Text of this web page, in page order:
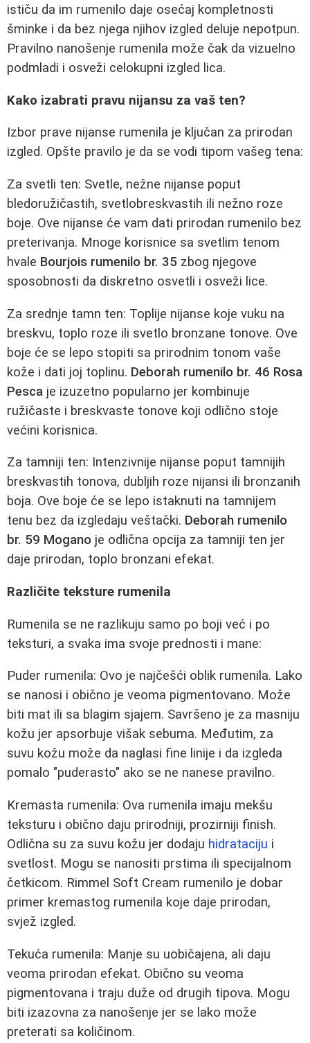
ističu da im rumenilo daje osećaj kompletnosti
šminke i da bez njega njihov izgled deluje nepotpun.
Pravilno nanošenje rumenila može čak da vizuelno
podmladi i osveži celokupni izgled lica.
Kako izabrati pravu nijansu za vaš ten?
Izbor prave nijanse rumenila je ključan za prirodan
izgled. Opšte pravilo je da se vodi tipom vašeg tena:
Za svetli ten: Svetle, nežne nijanse poput
bledoružičastih, svetlobreskvastih ili nežno roze
boje. Ove nijanse će vam dati prirodan rumenilo bez
preterivanja. Mnoge korisnice sa svetlim tenom
hvale Bourjois rumenilo br. 35 zbog njegove
sposobnosti da diskretno osvetli i osveži lice.
Za srednje tamn ten: Toplije nijanse koje vuku na
breskvu, toplo roze ili svetlo bronzane tonove. Ove
boje će se lepo stopiti sa prirodnim tonom vaše
kože i dati joj toplinu. Deborah rumenilo br. 46 Rosa
Pesca je izuzetno popularno jer kombinuje
ružičaste i breskvaste tonove koji odlično stoje
većini korisnica.
Za tamniji ten: Intenzivnije nijanse poput tamnijih
breskvastih tonova, dubljih roze nijansi ili bronzanih
boja. Ove boje će se lepo istaknuti na tamnijem
tenu bez da izgledaju veštački. Deborah rumenilo
br. 59 Mogano je odlična opcija za tamniji ten jer
daje prirodan, toplo bronzani efekat.
Različite teksture rumenila
Rumenila se ne razlikuju samo po boji već i po
teksturi, a svaka ima svoje prednosti i mane:
Puder rumenila: Ovo je najčešći oblik rumenila. Lako
se nanosi i obično je veoma pigmentovano. Može
biti mat ili sa blagim sjajem. Savršeno je za masniju
kožu jer apsorbuje višak sebuma. Međutim, za
suvu kožu može da naglasi fine linije i da izgleda
pomalo "puderasto" ako se ne nanese pravilno.
Kremasta rumenila: Ova rumenila imaju mekšu
teksturu i obično daju prirodniji, prozirniji finish.
Odlična su za suvu kožu jer dodaju hidrataciju i
svetlost. Mogu se nanositi prstima ili specijalnom
četkicom. Rimmel Soft Cream rumenilo je dobar
primer kremastog rumenila koje daje prirodan,
svjež izgled.
Tekuća rumenila: Manje su uobičajena, ali daju
veoma prirodan efekat. Obično su veoma
pigmentovana i traju duže od drugih tipova. Mogu
biti izazovna za nanošenje jer se lako može
preterati sa količinom.